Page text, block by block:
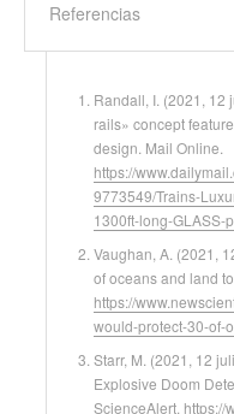
Referencias
Randall, I. (2021, 12
rails» concept
design. Mail Online.
https://
9773549/Trains-
1300ft-long-GLASS-
Vaughan, A. (2021,
of oceans and land
https://
would-protect-30-of-
Starr, M. (2021, 12
Explosive Doom
ScienceAlert. https://